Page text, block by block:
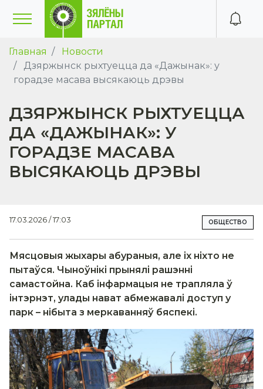
Главная
Новости
Дзяржынск рыхтуецца да «Дажынак»: у
горадзе масава высякаюць дрэвы
ДЗЯРЖЫНСК РЫХТУЕЦЦА
ДА «ДАЖЫНАК»: У
ГОРАДЗЕ МАСАВА
ВЫСЯКАЮЦЬ ДРЭВЫ
17.03.2026 / 17:03 ОБЩЕСТВО
Мясцовыя жыхары абураныя, але іх ніхто не
пытаўся. Чыноўнікі прынялі рашэнні
самастойна. Каб інфармацыя не трапляла ў
інтэрнэт, улады нават абмежавалі доступ у
парк – нібыта з меркаванняў бяспекі.